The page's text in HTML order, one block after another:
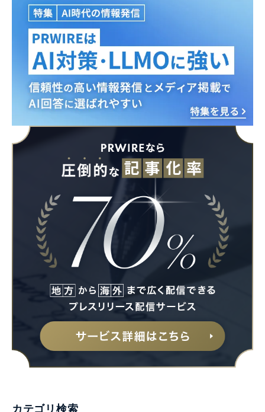
カテゴリ検索